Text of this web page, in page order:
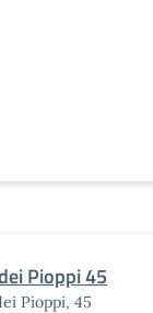
Pioppi 45
Pioppi, 45